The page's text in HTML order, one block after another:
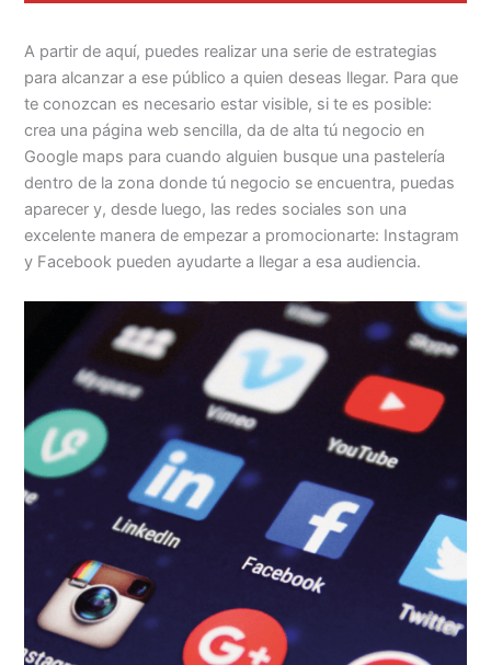
A partir de aquí, puedes realizar una serie de estrategias
para alcanzar a ese público a quien deseas llegar. Para que
te conozcan es necesario estar visible, si te es posible:
crea una página web sencilla, da de alta tú negocio en
Google maps para cuando alguien busque una pastelería
dentro de la zona donde tú negocio se encuentra, puedas
aparecer y, desde luego, las redes sociales son una
excelente manera de empezar a promocionarte: Instagram
y Facebook pueden ayudarte a llegar a esa audiencia.